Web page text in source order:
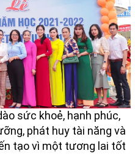
sức khoẻ, hạnh phúc,
phát huy tài năng và
tạo vì một tương lai tốt